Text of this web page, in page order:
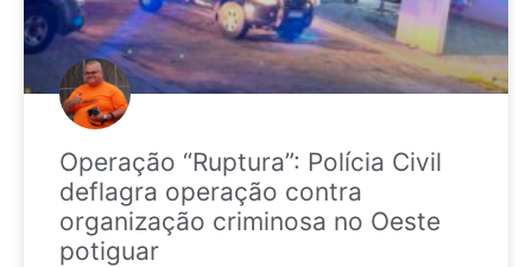
Operação “Ruptura”: Polícia Civil
deflagra operação contra
organização criminosa no Oeste
potiguar